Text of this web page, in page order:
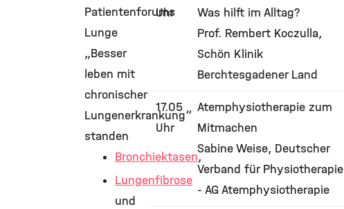
Patientenforums
Lunge
„Besser
leben mit
chronischer
Lungenerkrankung“
standen
Bronchiektasen,
Lungenfibrose
und
Uhr
Was hilft im Alltag?
Prof. Rembert Koczulla,
Schön Klinik
Berchtesgadener Land
17.05
Uhr
Atemphysiotherapie zum
Mitmachen
Sabine Weise, Deutscher
Verband für Physiotherapie
- AG Atemphysiotherapie